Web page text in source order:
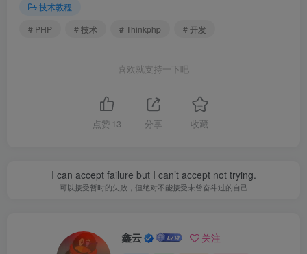
技术教程
# PHP
# 技术 # Thinkphp # 开发
喜欢就支持一下吧
点赞 13 分享 收藏
I can accept failure but I can’t accept not trying.
可以接受暂时的失败，但绝对不能接受未曾奋斗过的自己
鑫云 关注